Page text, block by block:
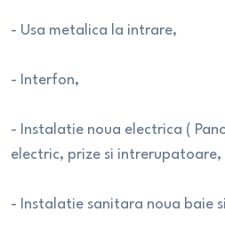
- Usa metalica la intrare,
- Interfon,
- Instalatie noua electrica (
electric, prize si
- Instalatie sanitara noua baie